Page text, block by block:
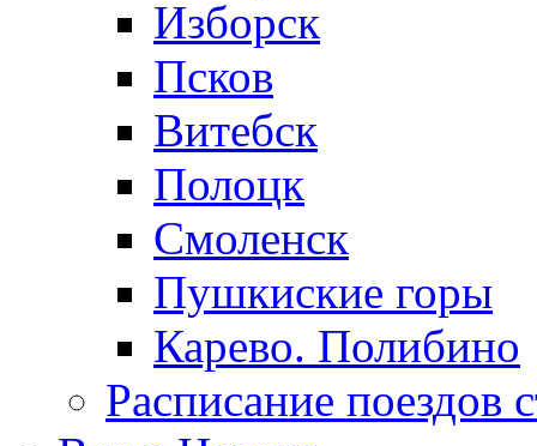
Изборск
Псков
Витебск
Полоцк
Смоленск
Пушкиские горы
Карево. Полибино
Расписание поездов